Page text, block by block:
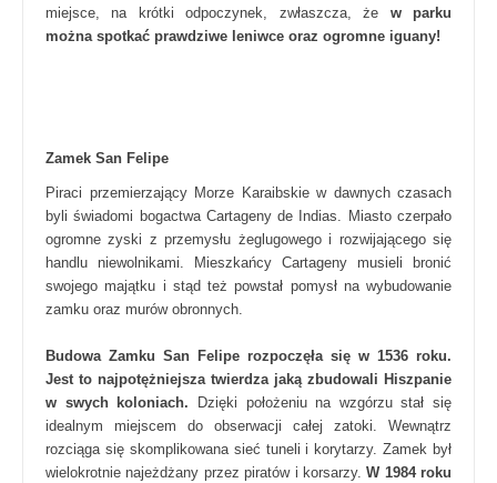
miejsce, na krótki odpoczynek, zwłaszcza, że w parku
można spotkać prawdziwe leniwce oraz ogromne iguany!
Zamek San Felipe
Piraci przemierzający Morze Karaibskie w dawnych czasach
byli świadomi bogactwa Cartageny de Indias. Miasto czerpało
ogromne zyski z przemysłu żeglugowego i rozwijającego się
handlu niewolnikami. Mieszkańcy Cartageny musieli bronić
swojego majątku i stąd też powstał pomysł na wybudowanie
zamku oraz murów obronnych.
Budowa Zamku San Felipe rozpoczęła się w 1536 roku.
Jest to najpotężniejsza twierdza jaką zbudowali Hiszpanie
w swych koloniach.
Dzięki położeniu na wzgórzu stał się
idealnym miejscem do obserwacji całej zatoki. Wewnątrz
rozciąga się skomplikowana sieć tuneli i korytarzy. Zamek był
wielokrotnie najeżdżany przez piratów i korsarzy.W 1984 roku